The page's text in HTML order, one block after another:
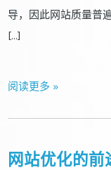
导，因此网站质量普
[…]
阅读更多 »
网站优化的前